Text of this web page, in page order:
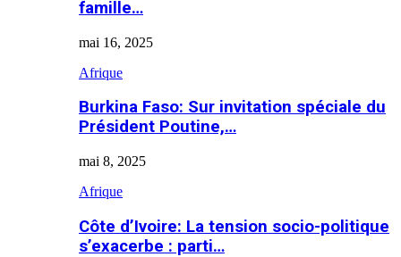
famille…
mai 16, 2025
Afrique
Burkina Faso: Sur invitation spéciale du
Président Poutine,…
mai 8, 2025
Afrique
Côte d’Ivoire: La tension socio-politique
s’exacerbe : parti…